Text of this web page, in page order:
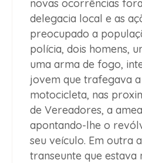
novas ocorrências
delegacia local e as
preocupado a
polícia, dois homens,
uma arma de fogo,
jovem que trafegava
motocicleta, nas
de Vereadores, a
apontando-lhe o
seu veículo. Em outra
transeunte que estava